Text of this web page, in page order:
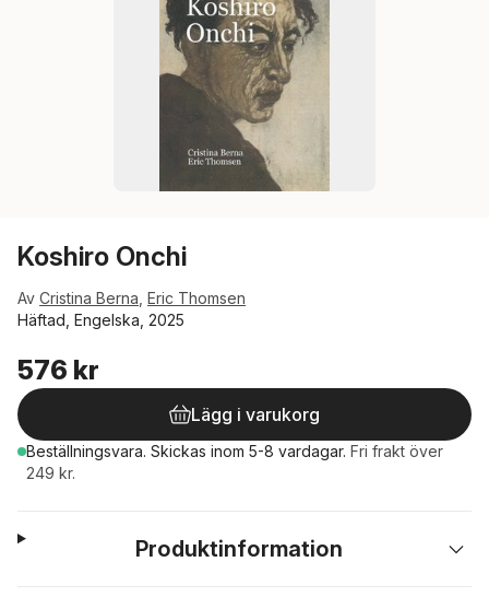
Koshiro Onchi
Av Cristina Berna Eric Thomsen
Häftad, Engelska, 2025
576 kr
Lägg i varukorg
Beställningsvara. Skickas inom 5-8 vardagar. Fri frakt över
249 kr.
Produktinformation